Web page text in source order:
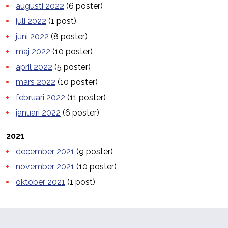
augusti 2022 (6 poster)
juli 2022 (1 post)
juni 2022 (8 poster)
maj 2022 (10 poster)
april 2022 (5 poster)
mars 2022 (10 poster)
februari 2022 (11 poster)
januari 2022 (6 poster)
2021
december 2021 (9 poster)
november 2021 (10 poster)
oktober 2021 (1 post)